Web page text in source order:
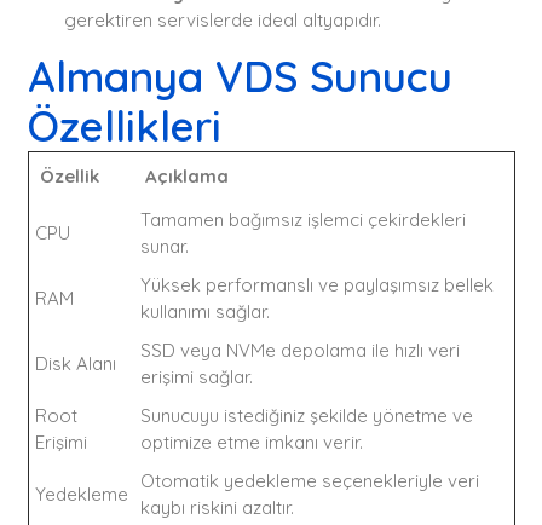
gerektiren servislerde ideal altyapıdır.
Almanya VDS Sunucu
Özellikleri
Özellik Açıklama
CPU
Tamamen bağımsız işlemci çekirdekleri
sunar.
RAM
Yüksek performanslı ve paylaşımsız bellek
kullanımı sağlar.
Disk Alanı
SSD veya NVMe depolama ile hızlı veri
erişimi sağlar.
Root
Erişimi
Sunucuyu istediğiniz şekilde yönetme ve
optimize etme imkanı verir.
Yedekleme
Otomatik yedekleme seçenekleriyle veri
kaybı riskini azaltır.